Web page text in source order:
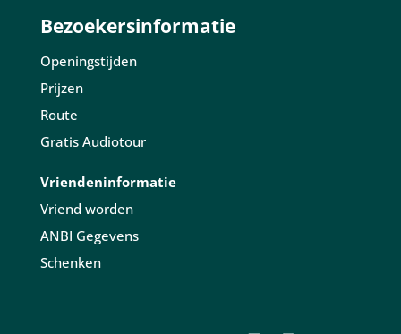
Bezoekersinformatie
Openingstijden
Prijzen
Route
Gratis Audiotour
Vriendeninformatie
Vriend worden
ANBI Gegevens
Schenken